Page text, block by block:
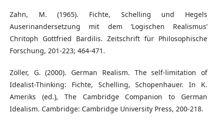
Zahn, M. (1965). Fichte, Schelling und Hegels
Auserinandersetzung mit dem ‘Logischen Realismus’
Chritoph Gottfried Bardilis. Zeitschrift für Philosophische
Forschung, 201-223; 464-471.
Zöller, G. (2000). German Realism. The self-limitation of
Idealist-Thinking: Fichte, Schelling, Schopenhauer. In K.
Ameriks (ed.), The Cambridge Companion to German
Idealism. Cambridge: Cambridge University Press, 200-218.